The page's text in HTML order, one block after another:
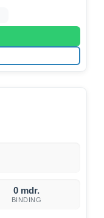
0 mdr.
BINDING